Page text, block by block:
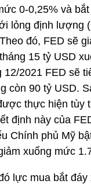
0-0,25% và
lỏng định lượng
đó, FED sẽ
15 tỷ USD
12/2021 FED sẽ
còn 90 tỷ USD.
thực hiện tùy
định này của
Chính phủ Mỹ
xuống mức
lực mua bắt đáy